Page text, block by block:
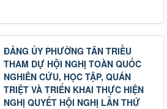
ĐẢNG ỦY PHƯỜNG TÂN TRIỀU
THAM DỰ HỘI NGHỊ TOÀN QUỐC
NGHIÊN CỨU, HỌC TẬP, QUÁN
TRIỆT VÀ TRIỂN KHAI THỰC HIỆN
NGHỊ QUYẾT HỘI NGHỊ LẦN THỨ